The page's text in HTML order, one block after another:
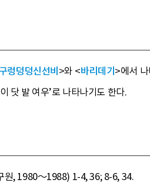
렁덩덩신선비 >와 <바리데기 >에서
닷 발 여우’로 나타나기도 한다.
원, 1980～1988) 1-4, 36; 8-6, 34.